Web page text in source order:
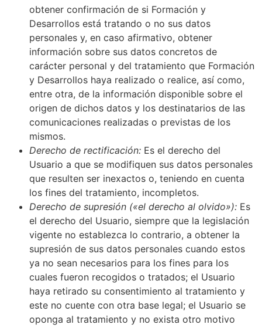
obtener confirmación de si Formación y
Desarrollos está tratando o no sus datos
personales y, en caso afirmativo, obtener
información sobre sus datos concretos de
carácter personal y del tratamiento que Formación
y Desarrollos haya realizado o realice, así como,
entre otra, de la información disponible sobre el
origen de dichos datos y los destinatarios de las
comunicaciones realizadas o previstas de los
mismos.
Derecho de rectificación: Es el derecho del
Usuario a que se modifiquen sus datos personales
que resulten ser inexactos o, teniendo en cuenta
los fines del tratamiento, incompletos.
Derecho de supresión («el derecho al olvido»): Es
el derecho del Usuario, siempre que la legislación
vigente no establezca lo contrario, a obtener la
supresión de sus datos personales cuando estos
ya no sean necesarios para los fines para los
cuales fueron recogidos o tratados; el Usuario
haya retirado su consentimiento al tratamiento y
este no cuente con otra base legal; el Usuario se
oponga al tratamiento y no exista otro motivo